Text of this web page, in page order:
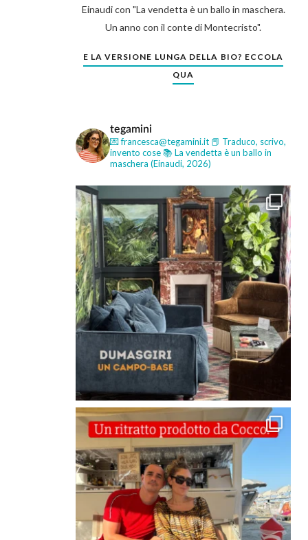
Einaudi con "La vendetta è un ballo in maschera.
Un anno con il conte di Montecristo".
E LA VERSIONE LUNGA DELLA BIO? ECCOLA
QUA
tegamini
💌 francesca@tegamini.it 📕 Traduco, scrivo,
invento cose📚 La vendetta è un ballo in
maschera (Einaudi, 2026)